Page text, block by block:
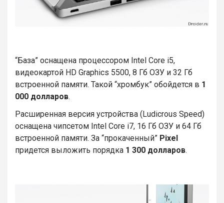
“База” оснащена процессором Intel Core i5,
видеокартой HD Graphics 5500, 8 Гб ОЗУ и 32 Гб
встроенной памяти. Такой “хромбук” обойдется в 1
000 долларов.
Расширенная версия устройства (Ludicrous Speed)
оснащена чипсетом Intel Core i7, 16 Гб ОЗУ и 64 Гб
встроенной памяти. За “прокаченный” Pixel
придется выложить порядка 1 300 долларов.